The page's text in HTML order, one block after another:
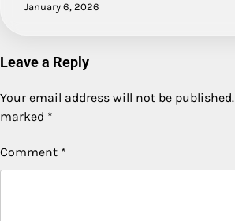
January 6, 2026
Leave a Reply
Your email address will not be published.
marked *
Comment *